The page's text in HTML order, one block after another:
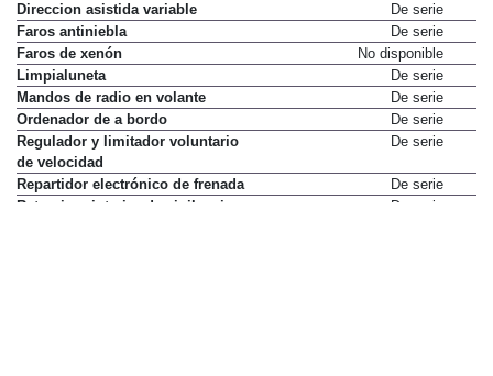
Direccion asistida variable
De serie
Faros antiniebla
De serie
Faros de xenón
No disponible
Limpialuneta
De serie
Mandos de radio en volante
De serie
Ordenador de a bordo
De serie
Regulador y limitador voluntario
de velocidad
De serie
Repartidor electrónico de frenada
De serie
Retrovisor interior de vigilancia
De serie